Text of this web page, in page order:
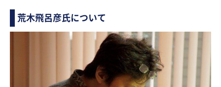
荒木飛呂彦氏について